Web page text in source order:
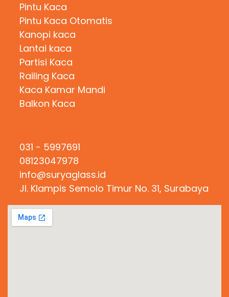
Pintu Kaca
Pintu Kaca Otomatis
Kanopi kaca
Lantai kaca
Partisi Kaca
Railing Kaca
Kaca Kamar Mandi
Balkon Kaca
031 - 5997691
08123047978
info@suryaglass.id
Jl. Klampis Semolo Timur No. 31, Surabaya